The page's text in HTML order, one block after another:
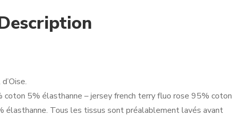
5% élasthanne – jersey french terry fluo rose 95% coton
élasthanne. Tous les tissus sont préalablement lavés avant